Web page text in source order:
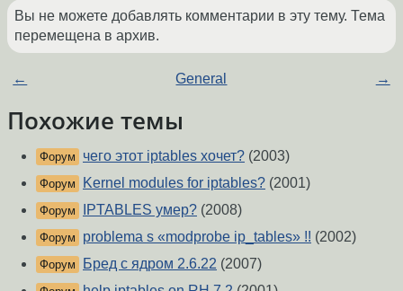
Вы не можете добавлять комментарии в эту тему. Тема
перемещена в архив.
← General →
Похожие темы
Форум чего этот iptables хочет? (2003)
Форум Kernel modules for iptables? (2001)
Форум IPTABLES умер? (2008)
Форум problema s «modprobe ip_tables» !! (2002)
Форум Бред с ядром 2.6.22 (2007)